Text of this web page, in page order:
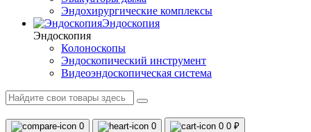
Эндохирургические комплексы
Эндоскопия
Эндоскопия
Колоноскопы
Эндоскопический инструмент
Видеоэндоскопическая система
0 0 0 0 ₽